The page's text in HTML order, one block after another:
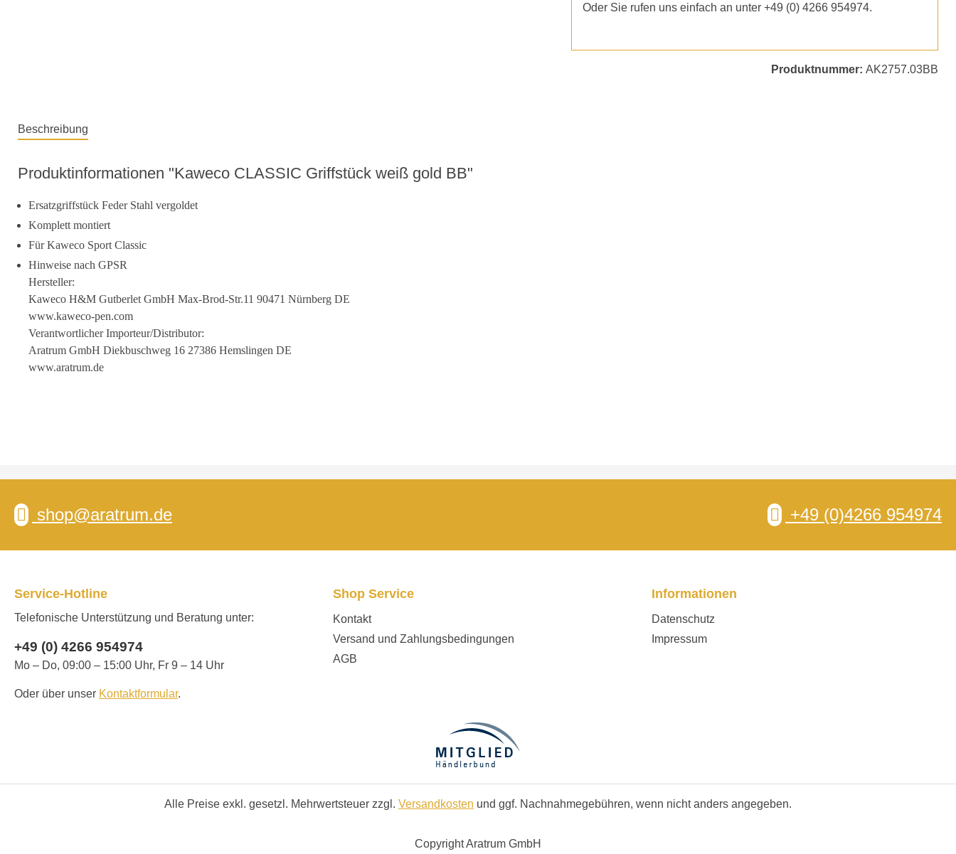
Oder Sie rufen uns einfach an unter +49 (0) 4266 954974.
Produktnummer: AK2757.03BB
Beschreibung
Produktinformationen "Kaweco CLASSIC Griffstück weiß gold BB"
Ersatzgriffstück Feder Stahl vergoldet
Komplett montiert
Für Kaweco Sport Classic
Hinweise nach GPSR
Hersteller:
Kaweco H&M Gutberlet GmbH Max-Brod-Str.11 90471 Nürnberg DE
www.kaweco-pen.com
Verantwortlicher Importeur/Distributor:
Aratrum GmbH Diekbuschweg 16 27386 Hemslingen DE
www.aratrum.de
shop@aratrum.de +49 (0)4266 954974
Service-Hotline
Telefonische Unterstützung und Beratung unter:
+49 (0) 4266 954974
Mo – Do, 09:00 – 15:00 Uhr, Fr 9 – 14 Uhr
Oder über unser Kontaktformular.
Shop Service
Kontakt
Versand und Zahlungsbedingungen
AGB
Informationen
Datenschutz
Impressum
Alle Preise exkl. gesetzl. Mehrwertsteuer zzgl. Versandkosten und ggf. Nachnahmegebühren, wenn nicht anders angegeben.
Copyright Aratrum GmbH